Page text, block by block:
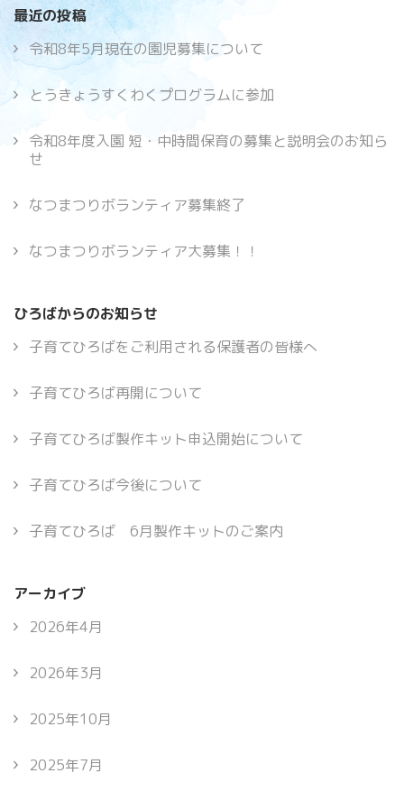
最近の投稿
令和8年5月現在の園児募集について
とうきょうすくわくプログラムに参加
令和8年度入園 短・中時間保育の募集と説明会のお知ら
せ
なつまつりボランティア募集終了
なつまつりボランティア大募集！！
ひろばからのお知らせ
子育てひろばをご利用される保護者の皆様へ
子育てひろば再開について
子育てひろば製作キット申込開始について
子育てひろば今後について
子育てひろば 6月製作キットのご案内
アーカイブ
2026年4月
2026年3月
2025年10月
2025年7月